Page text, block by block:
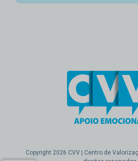
Copyright 2026 CVV | Centro de